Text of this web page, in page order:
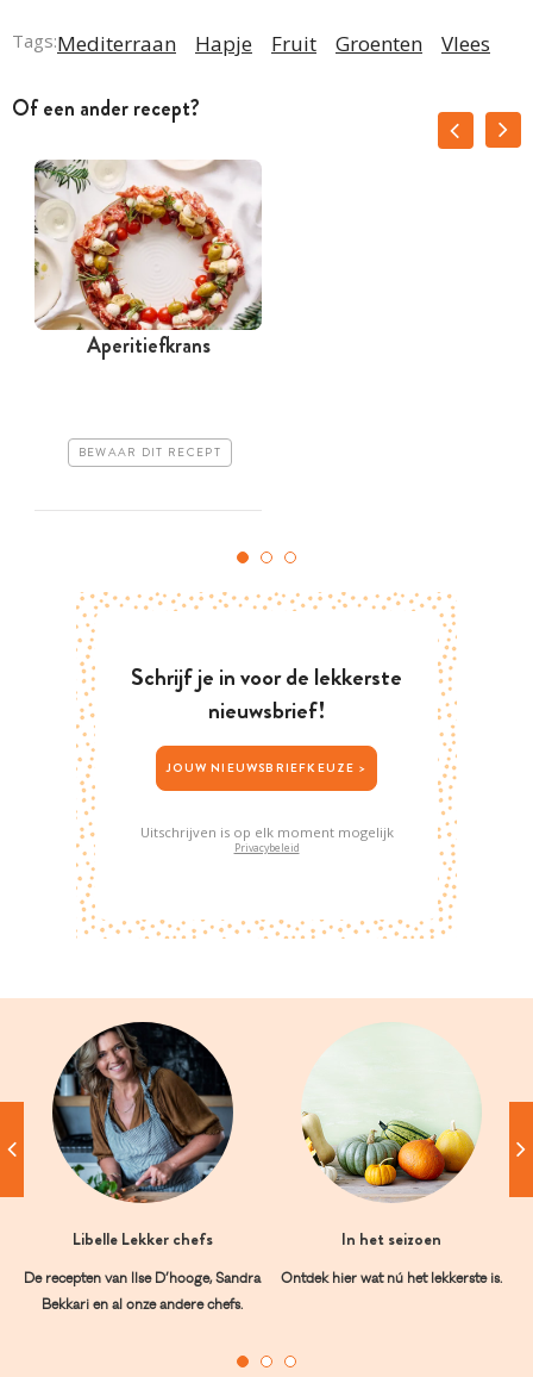
Tags:Mediterraan Hapje Fruit Groenten Vlees
Of een ander recept?
Aperitiefkrans
BEWAAR DIT RECEPT
Schrijf je in voor de lekkerste
nieuwsbrief!
JOUW NIEUWSBRIEFKEUZE >
Uitschrijven is op elk moment mogelijk
Privacybeleid
Libelle Lekker chefs
De recepten van Ilse D’hooge, Sandra
Bekkari en al onze andere chefs.
In het seizoen
Ontdek hier wat nú het lekkerste is.